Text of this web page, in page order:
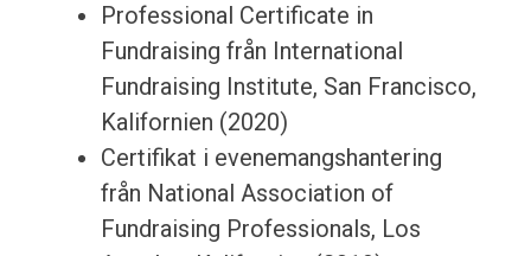
Professional Certificate in
Fundraising från International
Fundraising Institute, San Francisco,
Kalifornien (2020)
Certifikat i evenemangshantering
från National Association of
Fundraising Professionals, Los